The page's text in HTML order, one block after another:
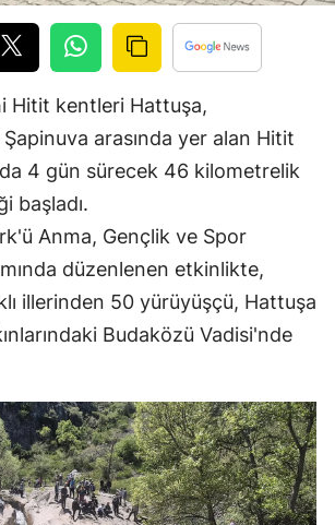
Çorum
Denizli
Diyarbakır
Edirne
Erzincan
Erzurum
Eskişehir
Giresun
Gümüşhane
Hakkari
Hitit kentleri Hattuşa,
arasında yer alan Hitit
4 gün sürecek 46 kilometrelik
başladı.
Anma, Gençlik ve Spor
düzenlenen etkinlikte,
illerinden 50 yürüyüşçü, Hattuşa
Budaközü Vadisi'nde